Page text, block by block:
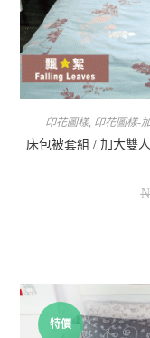
印花圖樣, 印花圖樣-
床包被套組 / 加大雙
特價